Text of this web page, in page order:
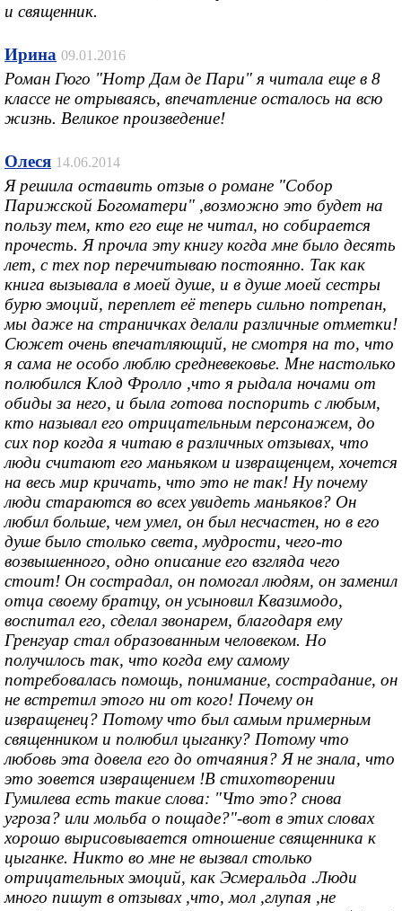
и священник.
Ирина 09.01.2016
Роман Гюго "Нотр Дам де Пари" я читала еще в 8
классе не отрываясь, впечатление осталось на всю
жизнь. Великое произведение!
Олеся 14.06.2014
Я решила оставить отзыв о романе "Собор
Парижской Богоматери" ,возможно это будет на
пользу тем, кто его еще не читал, но собирается
прочесть. Я прочла эту книгу когда мне было десять
лет, с тех пор перечитываю постоянно. Так как
книга вызывала в моей душе, и в душе моей сестры
бурю эмоций, переплет её теперь сильно потрепан,
мы даже на страничках делали различные отметки!
Сюжет очень впечатляющий, не смотря на то, что
я сама не особо люблю средневековье. Мне настолько
полюбился Клод Фролло ,что я рыдала ночами от
обиды за него, и была готова поспорить с любым,
кто называл его отрицательным персонажем, до
сих пор когда я читаю в различных отзывах, что
люди считают его маньяком и извращенцем, хочется
на весь мир кричать, что это не так! Ну почему
люди стараются во всех увидеть маньяков? Он
любил больше, чем умел, он был несчастен, но в его
душе было столько света, мудрости, чего-то
возвышенного, одно описание его взгляда чего
стоит! Он сострадал, он помогал людям, он заменил
отца своему братцу, он усыновил Квазимодо,
воспитал его, сделал звонарем, благодаря ему
Гренгуар стал образованным человеком. Но
получилось так, что когда ему самому
потребовалась помощь, понимание, сострадание, он
не встретил этого ни от кого! Почему он
извращенец? Потому что был самым примерным
священником и полюбил цыганку? Потому что
любовь эта довела его до отчаяния? Я не знала, что
это зовется извращением !В стихотворении
Гумилева есть такие слова: "Что это? снова
угроза? или мольба о пощаде?"-вот в этих словах
хорошо вырисовывается отношение священника к
цыганке. Никто во мне не вызвал столько
отрицательных эмоций, как Эсмеральда .Люди
много пишут в отзывах ,что, мол ,глупая ,не